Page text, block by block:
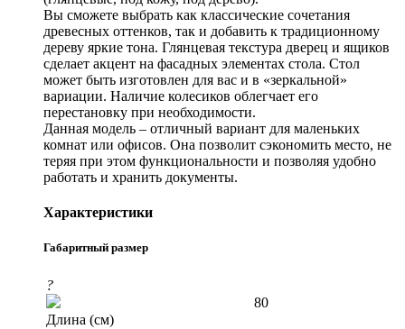
Вы сможете выбрать как классические сочетания
древесных оттенков, так и добавить к традиционному
дереву яркие тона. Глянцевая текстура дверец и ящиков
сделает акцент на фасадных элементах стола. Стол
может быть изготовлен для вас и в «зеркальной»
вариации. Наличие колесиков облегчает его
перестановку при необходимости.
Данная модель – отличный вариант для маленьких
комнат или офисов. Она позволит сэкономить место, не
теряя при этом функциональности и позволяя удобно
работать и хранить документы.
Характеристики
Габаритный размер
?
Длина (см)
80